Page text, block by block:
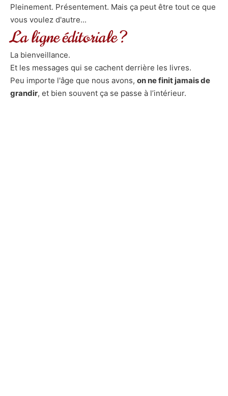
Pleinement. Présentement. Mais ça peut être tout ce que
vous voulez d'autre...
La ligne éditoriale ?
La bienveillance.
Et les messages qui se cachent derrière les livres.
Peu importe l'âge que nous avons, on ne finit jamais de
grandir, et bien souvent ça se passe à l’intérieur.